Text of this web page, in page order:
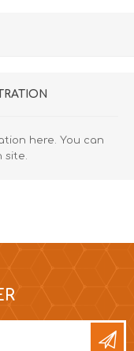
here. You can
site.